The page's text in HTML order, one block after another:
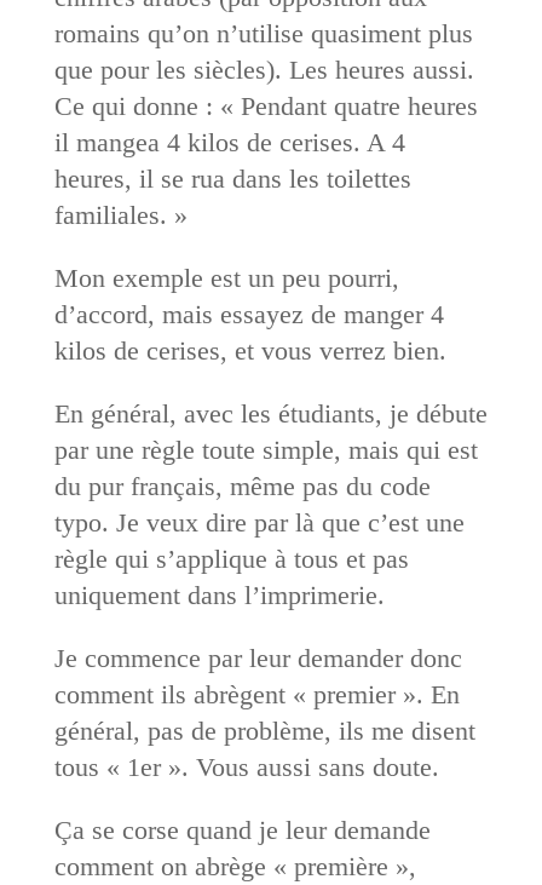
romains qu’on n’utilise quasiment plus
que pour les siècles). Les heures aussi.
Ce qui donne : « Pendant quatre heures
il mangea 4 kilos de cerises. A 4
heures, il se rua dans les toilettes
familiales. »
Mon exemple est un peu pourri,
d’accord, mais essayez de manger 4
kilos de cerises, et vous verrez bien.
En général, avec les étudiants, je débute
par une règle toute simple, mais qui est
du pur français, même pas du code
typo. Je veux dire par là que c’est une
règle qui s’applique à tous et pas
uniquement dans l’imprimerie.
Je commence par leur demander donc
comment ils abrègent « premier ». En
général, pas de problème, ils me disent
tous « 1er ». Vous aussi sans doute.
Ça se corse quand je leur demande
comment on abrège « première »,